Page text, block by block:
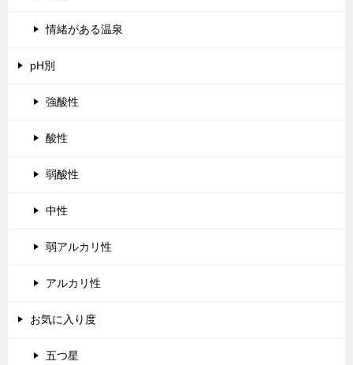
情緒がある温泉
pH別
強酸性
酸性
弱酸性
中性
弱アルカリ性
アルカリ性
お気に入り度
五つ星